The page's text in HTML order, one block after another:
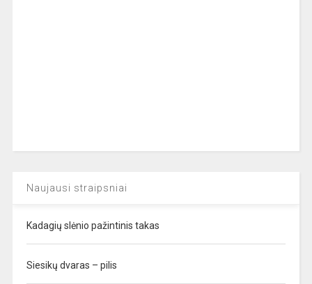
Naujausi straipsniai
Kadagių slėnio pažintinis takas
Siesikų dvaras – pilis